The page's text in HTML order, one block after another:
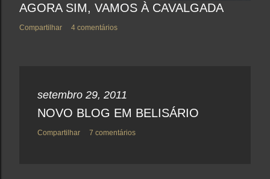
AGORA SIM, VAMOS À CAVALGADA
Compartilhar 4 comentários
setembro 29, 2011
NOVO BLOG EM BELISÁRIO
Compartilhar 7 comentários